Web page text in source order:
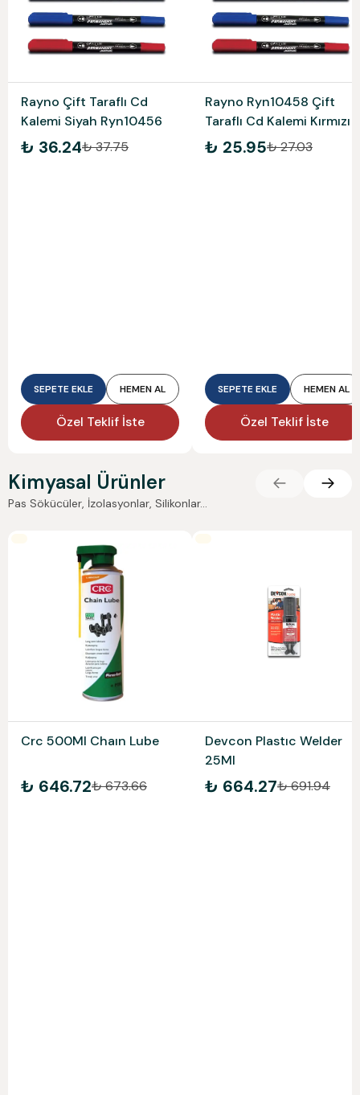
Rayno Çift Taraflı Cd
Kalemi Siyah Ryn10456
₺ 36.24₺ 37.75
SEPETE EKLE HEMEN AL
Özel Teklif İste
Rayno Ryn10458 Çift
Taraflı Cd Kalemi Kırmızı
₺ 25.95₺ 27.03
SEPETE EKLE HEMEN AL
Özel Teklif İste
Kimyasal Ürünler
Pas Sökücüler, İzolasyonlar, Silikonlar...
Crc 500Ml Chaın Lube
₺ 646.72₺ 673.66
Devcon Plastıc Welder
25Ml
₺ 664.27₺ 691.94